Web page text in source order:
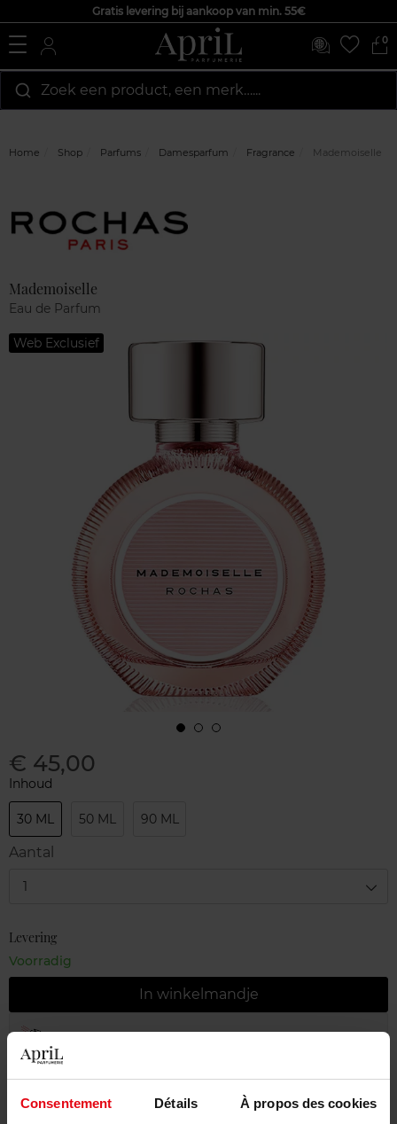
Consentement Détails À propos des cookies
Gratis levering bij aankoop van min. 55€
0
Zoek een product, een merk…...
Home Shop Parfums Damesparfum Fragrance Mademoiselle
Mademoiselle
Eau de Parfum
Web Exclusief
€ 45,00
Inhoud
30 ML 50 ML 90 ML
Aantal
1
Levering
Voorradig
In winkelmandje
Gratis levering bij aankoop van min. 55€
Gratis retour in je winkelpunt
Gratis verpakking